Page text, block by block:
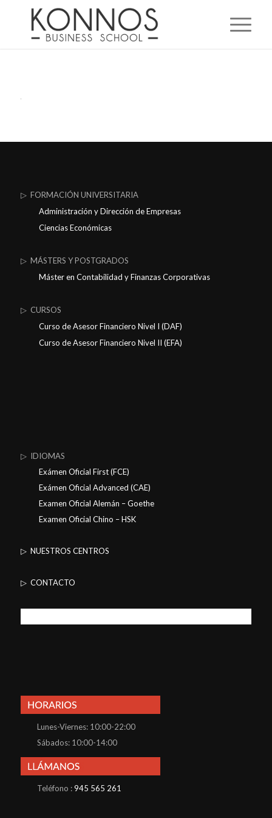
▷ FORMACIÓN UNIVERSITARIA
Administración y Dirección de Empresas
Ciencias Económicas
▷ MÁSTERS Y POSTGRADOS
Máster en Contabilidad y Finanzas Corporativas
▷ CURSOS
Curso de Asesor Financiero Nivel I (DAF)
Curso de Asesor Financiero Nivel II (EFA)
▷ IDIOMAS
Exámen Oficial First (FCE)
Exámen Oficial Advanced (CAE)
Examen Oficial Alemán – Goethe
Examen Oficial Chino – HSK
▷ NUESTROS CENTROS
▷ CONTACTO
Lunes-Viernes: 10:00-22:00
Sábados: 10:00-14:00
Teléfono :945 565 261